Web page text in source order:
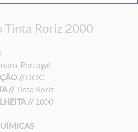
Tinta Roriz 2000
Portugal
//DOC
//Tinta Roriz
//2000